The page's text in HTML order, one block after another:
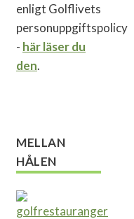
enligt Golflivets
personuppgiftspolicy
- här läser du
den.
MELLAN
HÅLEN